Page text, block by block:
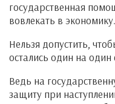
государственная
вовлекать в экономику.
Нельзя допустить,
остались один на
Ведь на
защиту при